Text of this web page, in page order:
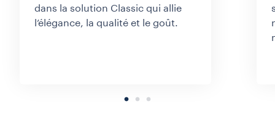
dans la solution Classic qui allie
l’élégance, la qualité et le goût.